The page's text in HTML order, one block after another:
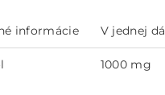
informácie V jednej
1000 mg